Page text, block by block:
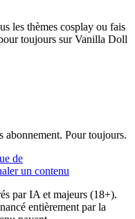
les thèmes cosplay ou fais
toujours sur Vanilla Doll
abonnement. Pour toujours.
de
un contenu
par IA et majeurs (18+).
entièrement par la